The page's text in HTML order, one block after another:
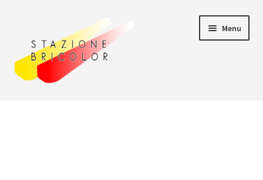
navigazione
contenuto
Menu